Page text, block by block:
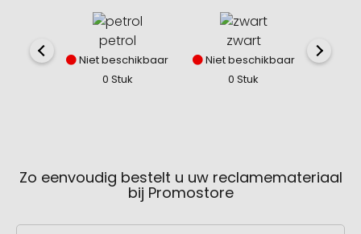
petrol
Niet beschikbaar
0 Stuk
zwart
Niet beschikbaar
0 Stuk
Direct
Zo eenvoudig bestelt u uw reclamemateriaal
bij Promostore